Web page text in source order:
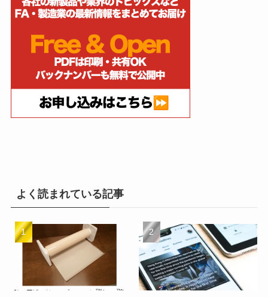
よく読まれている記事